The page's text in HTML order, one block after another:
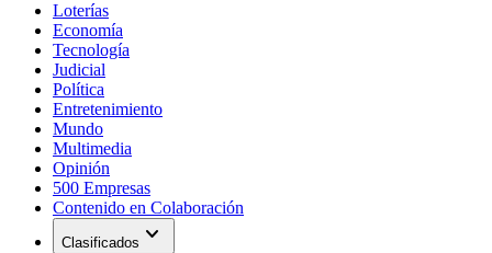
Loterías
Economía
Tecnología
Judicial
Política
Entretenimiento
Mundo
Multimedia
Opinión
500 Empresas
Contenido en Colaboración
Clasificados expand_more